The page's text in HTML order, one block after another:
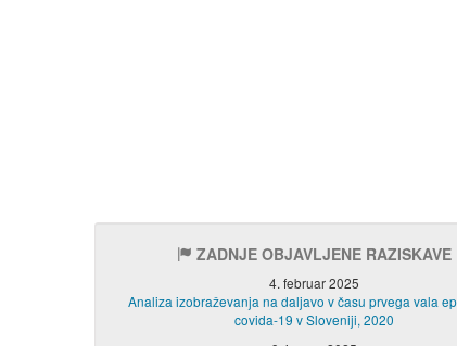
ZADNJE OBJAVLJENE RAZISKAVE
4. februar 2025
Analiza izobraževanja na daljavo v času prvega vala
covida-19 v Sloveniji, 2020